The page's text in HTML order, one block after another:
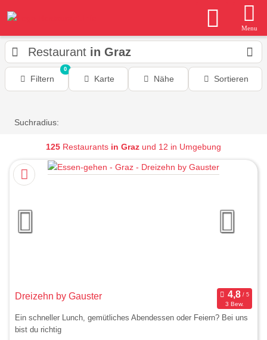
Menu
Restaurant in Graz
Filtern
0
Karte Nähe Sortieren
Suchradius:
125 Restaurants in Graz und 12 in Umgebung
Dreizehn by Gauster
3 Bew.
Ein schneller Lunch, gemütliches Abendessen oder Feiern? Bei uns
bist du richtig